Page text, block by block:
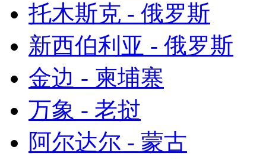
托木斯克 - 俄罗斯
新西伯利亚 - 俄罗斯
金边 - 柬埔寨
万象 - 老挝
阿尔达尔 - 蒙古